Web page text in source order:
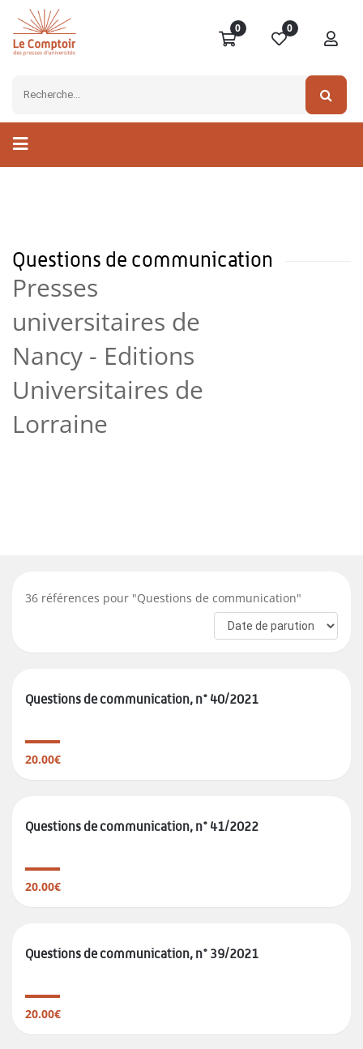
0 0
Questions de communication
Presses
universitaires de
Nancy - Editions
Universitaires de
Lorraine
36 références pour "Questions de communication"
Questions de communication, n° 40/2021
20.00€
Questions de communication, n° 41/2022
20.00€
Questions de communication, n° 39/2021
20.00€